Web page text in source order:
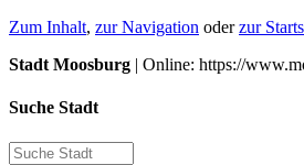
Zum Inhalt, zur Navigation oderzur
Stadt Moosburg | Online: https://
Suche Stadt